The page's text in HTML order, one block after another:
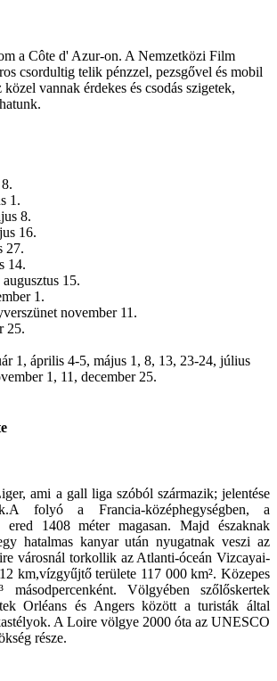
a Côte d' Azur-on. A Nemzetközi Film
csordultig telik pénzzel, pezsgővel és mobil
vannak érdekes és csodás szigetek,
1.
8.
16.
27.
14.
15.
1.
november 11.
25.
1, április 4-5, május 1, 8, 13, 23-24, július
1, 11, december 25.
ami a gall liga szóból származik; jelentése
folyó a Francia-középhegységben, a
ered 1408 méter magasan. Majd északnak
hatalmas kanyar után nyugatnak veszi az
városnál torkollik az Atlanti-óceán Vizcayai-
km,vízgyűjtő területe 117 000 km². Közepes
másodpercenként. Völgyében szőlőskertek
Orléans és Angers között a turisták által
A Loire völgye 2000 óta az UNESCO
része.